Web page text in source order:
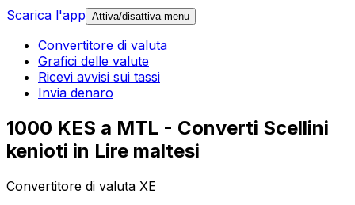
Scarica l'app Attiva/disattiva menu
Convertitore di valuta
Grafici delle valute
Ricevi avvisi sui tassi
Invia denaro
1000 KES a MTL - Converti Scellini
kenioti in Lire maltesi
Convertitore di valuta XE